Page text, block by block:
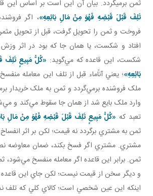
ثمن برمی گردد. بيان آن اين است بر اساس اين
تَلِفَ قَبْلَ قَبْضِهِ فَهُوَ مِنْ مَالِ بَائِعِهِ»، اگر
فروخت و ثمن را تحويل گرفت، قبل از تحويل
افتاد و شکست، يا همان جا که بود در اثر وزش
شکست، اين قاعده که مي‌گويد: «كُلُّ مَبِيعٍ تَلِفَ
بَائِعِهِ»؛ يعني آناًماء قبل از تلف اين معامله
ملک فروشنده برمي‌گردد و ثمن به ملک خريدار
وارد ملک بايع شد از همان جا سقوط مي‌کند و
تعبد که «كُلُّ مَبِيعٍ تَلِفَ قَبْلَ قَبْضِهِ فَهُوَ مِنْ مَالِ
ثمن به مشتري برگردد نه قيمت؛ لکن بر اثر
مشتري. مشتري اگر فسخ بکند، ضمان معاوضه
ثمن. برابر اين قاعده اگر معامله منفسخ مي‌شود،
و ديگر سخن از قيمت نيست؛ لکن جاي اين قاعده
اينکه اين عين شخصي است؛ کالاي کلي که تلف